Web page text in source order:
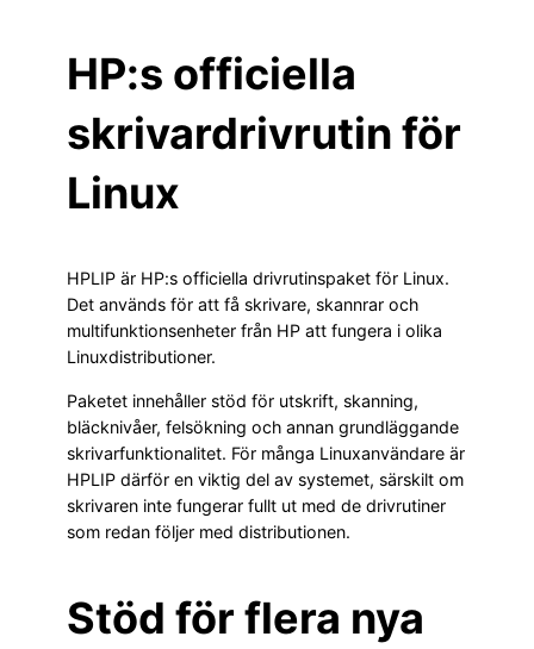
HP:s officiella
skrivardrivrutin för
Linux
HPLIP är HP:s officiella drivrutinspaket för Linux.
Det används för att få skrivare, skannrar och
multifunktionsenheter från HP att fungera i olika
Linuxdistributioner.
Paketet innehåller stöd för utskrift, skanning,
bläcknivåer, felsökning och annan grundläggande
skrivarfunktionalitet. För många Linuxanvändare är
HPLIP därför en viktig del av systemet, särskilt om
skrivaren inte fungerar fullt ut med de drivrutiner
som redan följer med distributionen.
Stöd för flera nya